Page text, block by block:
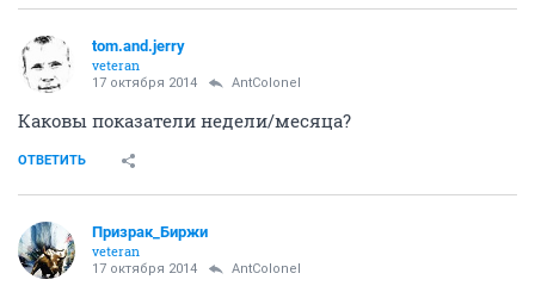
tom.and.jerry
veteran
17 октября 2014 AntColonel
Каковы показатели недели/месяца?
ОТВЕТИТЬ
Призрак_Биржи
veteran
17 октября 2014 AntColonel